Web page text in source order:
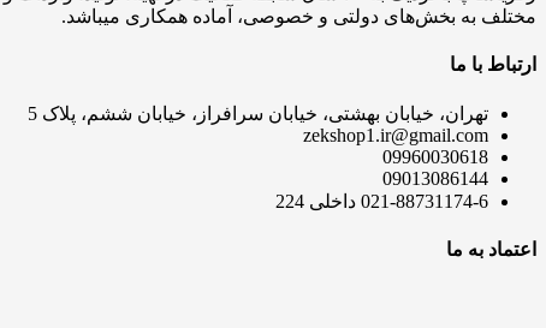
مختلف به بخش‌های دولتی و خصوصی، آماده همکاری میباشد.
ارتباط با ما
تهران، خیابان بهشتی، خیابان سرافراز، خیابان ششم، پلاک 5
zekshop1.ir@gmail.com
09960030618
09013086144
021-88731174-6 داخلی 224
اعتماد به ما